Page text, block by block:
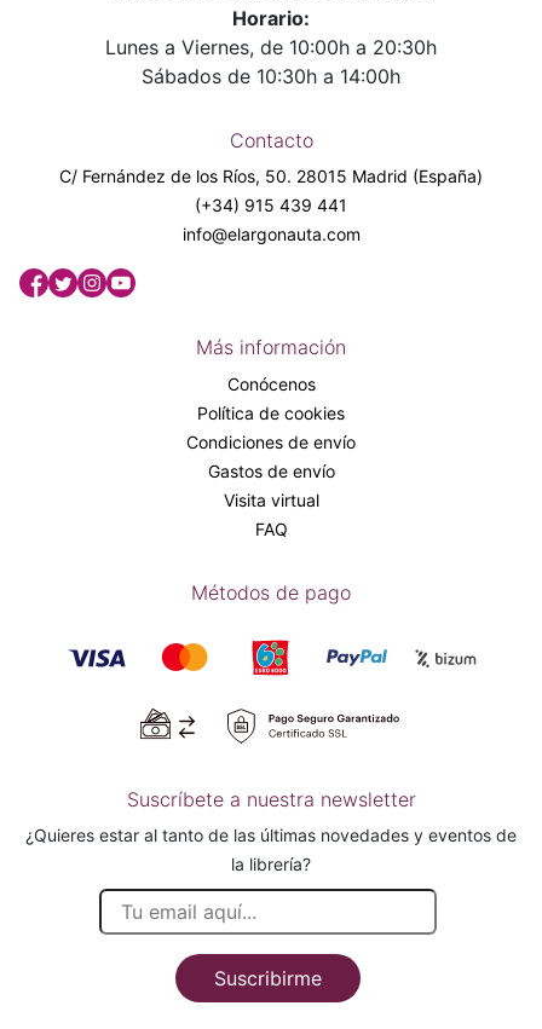
Horario:
Lunes a Viernes, de 10:00h a 20:30h
Sábados de 10:30h a 14:00h
Contacto
C/ Fernández de los Ríos, 50. 28015 Madrid (España)
(+34) 915 439 441
info@elargonauta.com
Más información
Conócenos
Política de cookies
Condiciones de envío
Gastos de envío
Visita virtual
FAQ
Métodos de pago
Suscríbete a nuestra newsletter
¿Quieres estar al tanto de las últimas novedades y eventos de
la librería?
Suscribirme